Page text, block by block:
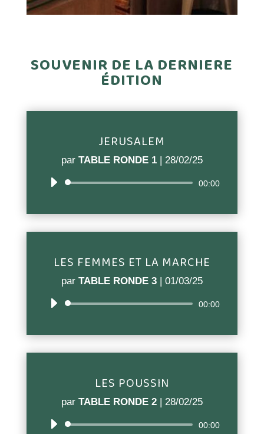
SOUVENIR DE LA DERNIERE
ÉDITION
JERUSALEM
par TABLE RONDE 1 | 28/02/25
Lecteur
00:00
LES FEMMES ET LA MARCHE
par TABLE RONDE 3| 01/03/25
Lecteur
00:00
LES POUSSIN
par TABLE RONDE 2| 28/02/25
Lecteur
00:00